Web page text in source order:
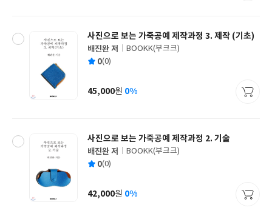
사진으로 보는 가죽공예 제작과정 3. 제작 (기초)
글
쓴
배진완 저
출
사
BOOKK(부크크)
평 0(0)
가
45,000원 0%
사진으로 보는 가죽공예 제작과정 2. 기술
글
쓴
배진완 저
출
사
BOOKK(부크크)
평 0(0)
가
42,000원 0%